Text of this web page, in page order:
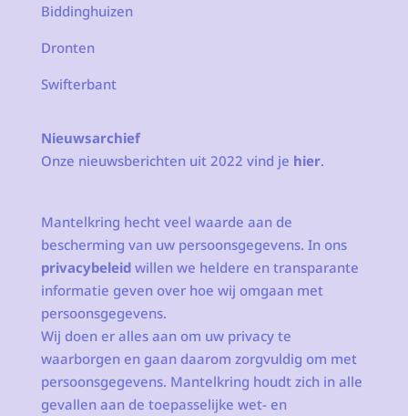
Biddinghuizen
Dronten
Swifterbant
Nieuwsarchief
Onze nieuwsberichten uit 2022 vind je hier.
Mantelkring hecht veel waarde aan de
bescherming van uw persoonsgegevens. In ons
privacybeleidwillen we heldere en transparante
informatie geven over hoe wij omgaan met
persoonsgegevens.
Wij doen er alles aan om uw privacy te
waarborgen en gaan daarom zorgvuldig om met
persoonsgegevens. Mantelkring houdt zich in alle
gevallen aan de toepasselijke wet- en